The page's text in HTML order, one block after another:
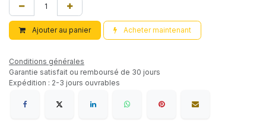
Ajouter au panier Acheter maintenant
Conditions générales
Garantie satisfait ou remboursé de 30 jours
Expédition : 2-3 jours ouvrables